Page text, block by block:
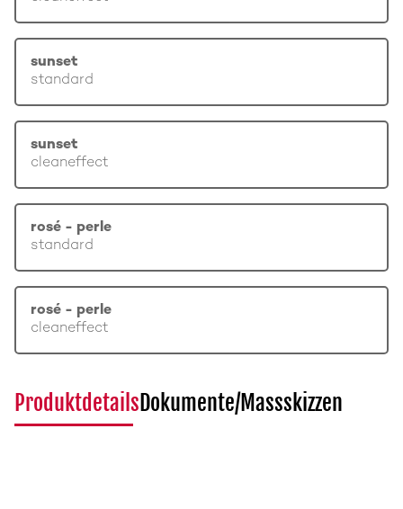
sunset
standard
sunset
cleaneffect
rosé - perle
standard
rosé - perle
cleaneffect
ProduktdetailsDokumente/Massskizzen